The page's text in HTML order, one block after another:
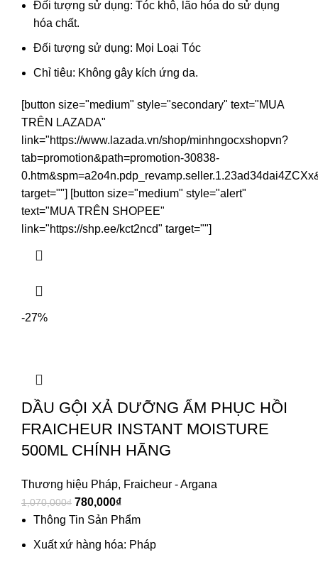
Đối tượng sử dụng: Tóc khô, lão hóa do sử dụng
hóa chất.
Đối tượng sử dụng: Mọi Loại Tóc
Chỉ tiêu: Không gây kích ứng da.
[button size="medium" style="secondary" text="MUA
TRÊN LAZADA"
link="https://www.lazada.vn/shop/minhngocxshopvn?
tab=promotion&path=promotion-30838-
target=""] [button size="medium" style="alert"
text="MUA TRÊN SHOPEE"
link="https://shp.ee/kct2ncd" target=""]
-27%
DẦU GỘI XẢ DƯỠNG ẨM PHỤC HỒI
FRAICHEUR INSTANT MOISTURE
500ML CHÍNH HÃNG
Thương hiệu Pháp, Fraicheur - Argana
1,070,000₫ 780,000₫
Thông Tin Sản Phẩm
Xuất xứ hàng hóa: Pháp